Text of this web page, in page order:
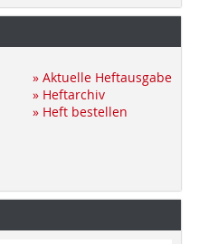
» Aktuelle Heftausgabe
» Heftarchiv
» Heft bestellen